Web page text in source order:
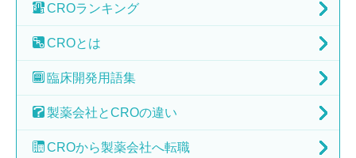
CROランキング
CROとは
臨床開発用語集
製薬会社とCROの違い
CROから製薬会社へ転職